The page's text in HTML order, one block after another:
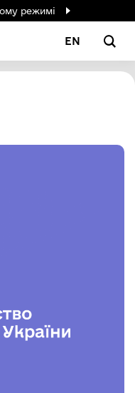
режимі
EN